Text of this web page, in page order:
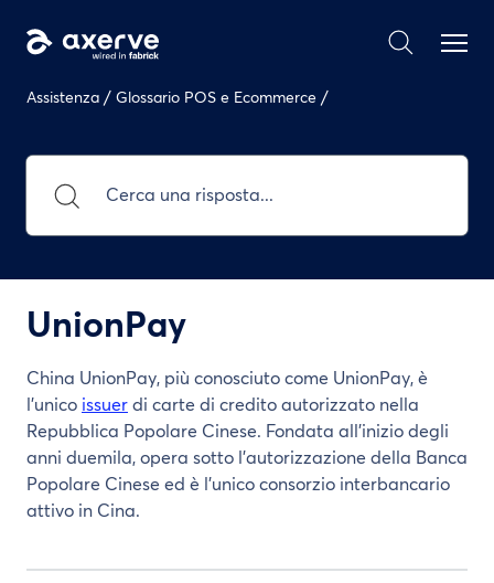
Assistenza / Glossario POS e Ecommerce /
UnionPay
China UnionPay, più conosciuto come UnionPay, è
l'unico issuer di carte di credito autorizzato nella
Repubblica Popolare Cinese. Fondata all’inizio degli
anni duemila, opera sotto l'autorizzazione della Banca
Popolare Cinese ed è l'unico consorzio interbancario
attivo in Cina.